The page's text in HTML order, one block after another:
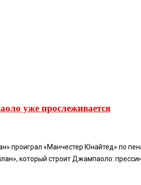
уже прослеживается
«Манчестер Юнайтед» по
который строит Джампаоло: